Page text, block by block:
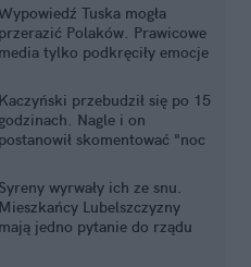
Tuska mogła
przerazić Polaków. Prawicowe
media tylko podkręciły emocje
Kaczyński przebudził się po 15
godzinach. Nagle i on
postanowił skomentować "noc
Syreny wyrwały ich ze snu.
Mieszkańcy Lubelszczyzny
mają jedno pytanie do rządu